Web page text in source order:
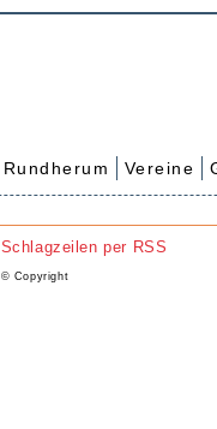
Rundherum Vereine
Schlagzeilen per RSS
© Copyright